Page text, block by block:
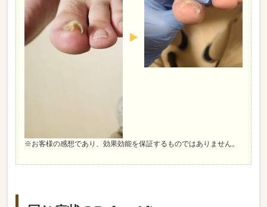
※お客様の感想であり、効果効能を保証するものではありません。